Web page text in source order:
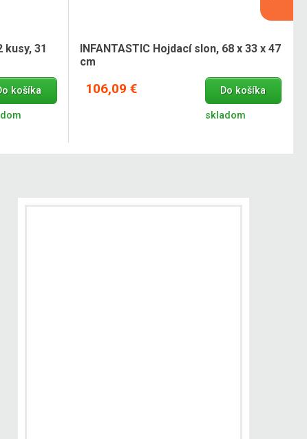
31
košíka
INFANTASTIC Hojdací slon, 68 x 33 x 47
cm
106,09 € Do košíka
skladom